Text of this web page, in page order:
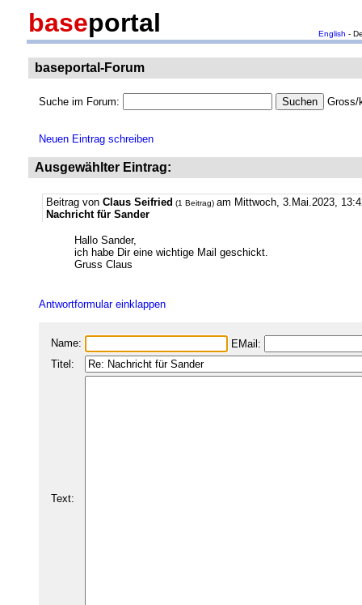
baseportal English -
baseportal-Forum
Suche im Forum: Gross/
Neuen Eintrag schreiben
Ausgewählter Eintrag:
Beitrag von Claus Seifried (1 Beitrag) am Mittwoch, 3.Mai.2023,
Nachricht für Sander
Hallo Sander,
ich habe Dir eine wichtige Mail geschickt.
Gruss Claus
Antwortformular einklappen
Name:
EMail:
Titel:
Text: